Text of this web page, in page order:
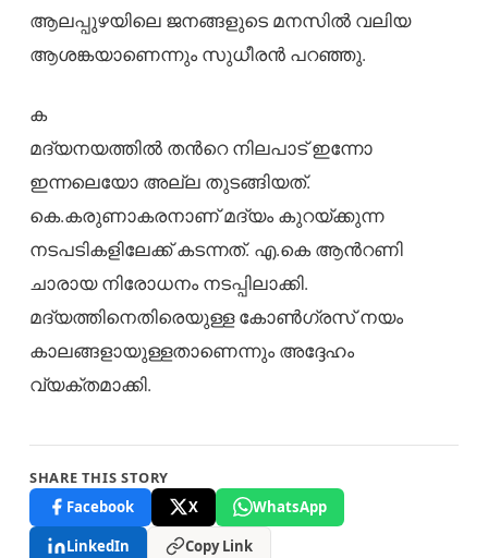
ആലപ്പുഴയിലെ ജനങ്ങളുടെ മനസിൽ വലിയ
ആശങ്കയാണെന്നും സുധീരൻ പറഞ്ഞു.
ക
മദ്യനയത്തിൽ തന്‍റെ നിലപാട് ഇന്നോ
ഇന്നലെയോ അല്ല തുടങ്ങിയത്.
കെ.കരുണാകരനാണ് മദ്യം കുറയ്ക്കുന്ന
നടപടികളിലേക്ക് കടന്നത്. എ.കെ ആന്‍റണി
ചാരായ നിരോധനം നടപ്പിലാക്കി.
മദ്യത്തിനെതിരെയുള്ള കോൺഗ്രസ് നയം
കാലങ്ങളായുള്ളതാണെന്നും അദ്ദേഹം
വ്യക്തമാക്കി.
SHARE THIS STORY
Facebook
X
WhatsApp
LinkedIn
Copy Link